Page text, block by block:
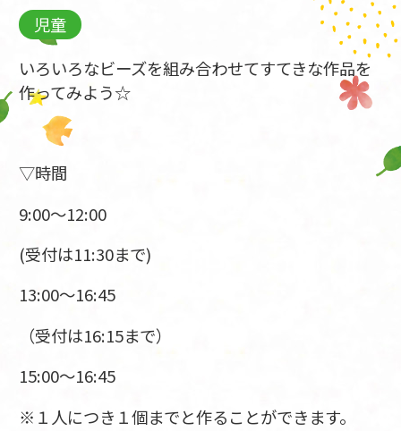
児童
いろいろなビーズを組み合わせてすてきな作品を
作ってみよう☆
▽時間
9:00～12:00
(受付は11:30まで)
13:00～16:45
（受付は16:15まで）
15:00～16:45
※１人につき１個までと作ることができます。